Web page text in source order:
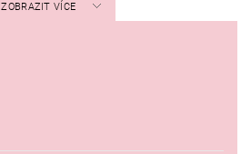
ZOBRAZIT VÍCE